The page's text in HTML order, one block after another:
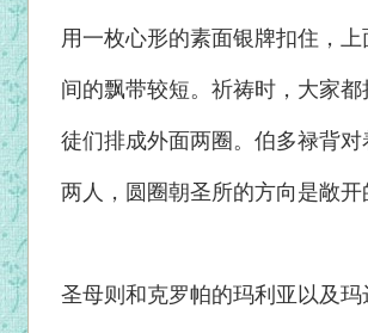
用一枚心形的素面银牌扣住，
间的飘带较短。祈祷时，大家
徒们排成外面两圈。伯多禄背
两人，圆圈朝圣所的方向是敞开
圣母则和克罗帕的玛利亚以及